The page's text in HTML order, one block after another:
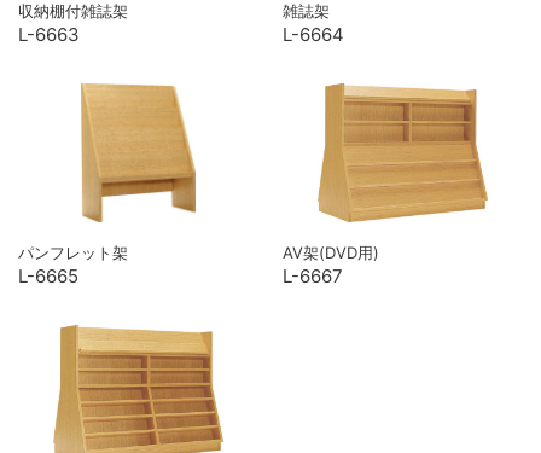
収納棚付雑誌架
L-6663
雑誌架
L-6664
パンフレット架
L-6665
AV架(DVD用)
L-6667